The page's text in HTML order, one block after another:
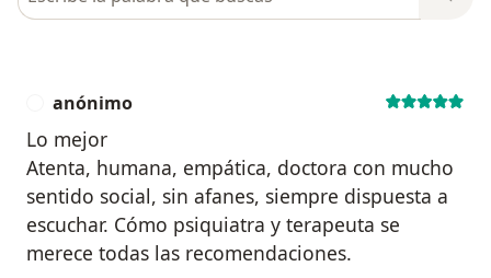
anónimo
Lo mejor
Atenta, humana, empática, doctora con mucho
sentido social, sin afanes, siempre dispuesta a
escuchar. Cómo psiquiatra y terapeuta se
merece todas las recomendaciones.